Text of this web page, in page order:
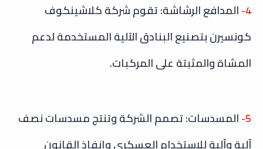
4- المدافع الرشاشة: تقوم شركة كلاشينكوف
كونسيرن بتصنيع البنادق الآلية المستخدمة لدعم
المشاة والمثبتة على المركبات.
5- المسدسات: تصمم الشركة وتنتج مسدسات نصف
آلية وآلية للاستخدام العسكري وإنفاذ القانون